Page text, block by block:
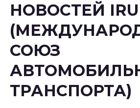
НОВОСТЕЙ IRU
СОЮЗ
ТРАНСПОРТА)